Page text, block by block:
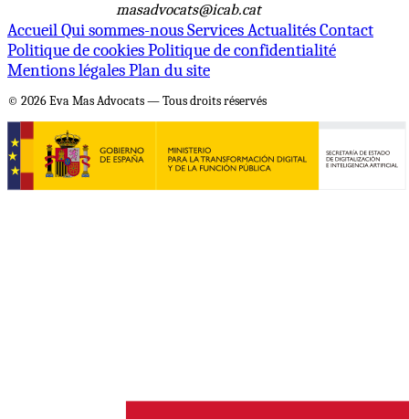
masadvocats@icab.cat
AccueilQui sommes-nousServicesActualitésContact
Politique de cookiesPolitique de confidentialité
Mentions légalesPlan du site
© 2026 Eva Mas Advocats — Tous droits réservés